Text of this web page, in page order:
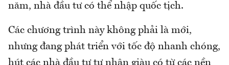
năm, nhà đầu tư có thể nhập quốc tịch.
Các chương trình này không phải là mới,
nhưng đang phát triển với tốc độ nhanh chóng,
hút các nhà đầu tư tư nhân giàu có từ các nền